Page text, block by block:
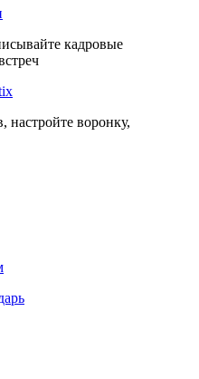
кадровые
настройте воронку,